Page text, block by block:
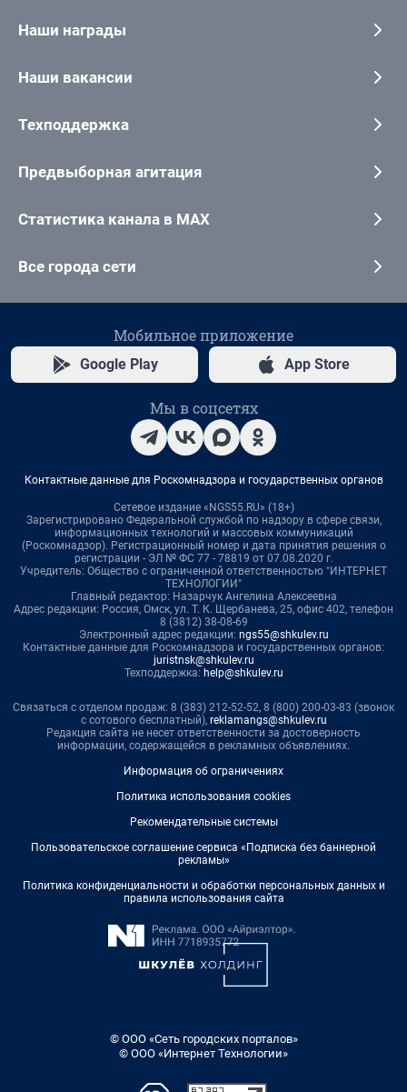
Наши награды
Наши вакансии
Техподдержка
Предвыборная агитация
Статистика канала в MAX
Все города сети
Мобильное приложение
Google Play App Store
Мы в соцсетях
Контактные данные для Роскомнадзора и государственных органов
Сетевое издание «NGS55.RU» (18+)
Зарегистрировано Федеральной службой по надзору в сфере связи,
информационных технологий и массовых коммуникаций
(Роскомнадзор). Регистрационный номер и дата принятия решения о
регистрации - ЭЛ № ФС 77 - 78819 от 07.08.2020 г.
Учредитель: Общество с ограниченной ответственностью "ИНТЕРНЕТ
ТЕХНОЛОГИИ"
Главный редактор: Назарчук Ангелина Алексеевна
Адрес редакции: Россия, Омск, ул. Т. К. Щербанева, 25, офис 402, телефон
8 (3812) 38-08-69
Электронный адрес редакции: ngs55@shkulev.ru
Контактные данные для Роскомнадзора и государственных органов:
juristnsk@shkulev.ru
Техподдержка: help@shkulev.ru
Связаться с отделом продаж: 8 (383) 212-52-52, 8 (800) 200-03-83 (звонок
с сотового бесплатный), reklamangs@shkulev.ru
Редакция сайта не несет ответственности за достоверность
информации, содержащейся в рекламных объявлениях.
Информация об ограничениях
Политика использования cookies
Рекомендательные системы
Пользовательское соглашение сервиса «Подписка без баннерной
рекламы»
Политика конфиденциальности и обработки персональных данных и
правила использования сайта
© ООО «Сеть городских порталов»
© ООО «Интернет Технологии»